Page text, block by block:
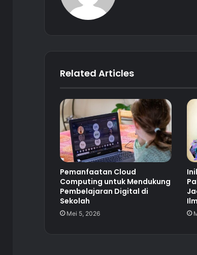
Related Articles
Pemanfaatan Cloud
Computing untuk Mendukung
Pembelajaran Digital di
Sekolah
Mei 5, 2026